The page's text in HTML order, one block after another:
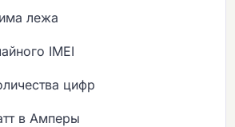
лежа
IMEI
цифр
в Амперы